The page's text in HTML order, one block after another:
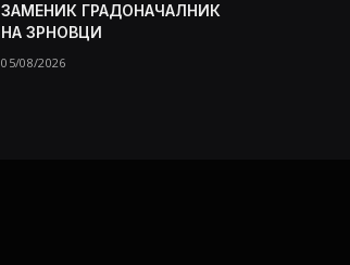
ЗАМЕНИК ГРАДОНАЧАЛНИК
НА ЗРНОВЦИ
05/08/2026